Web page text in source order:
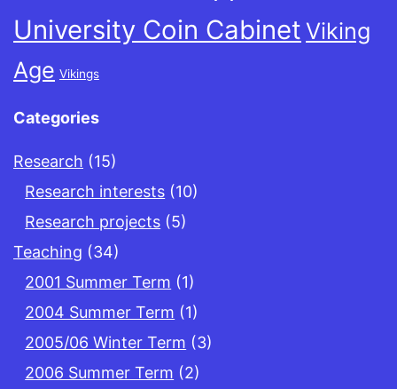
University Coin Cabinet Viking
Age Vikings
Categories
Research (15)
Research interests (10)
Research projects (5)
Teaching (34)
2001 Summer Term (1)
2004 Summer Term (1)
2005/06 Winter Term (3)
2006 Summer Term (2)